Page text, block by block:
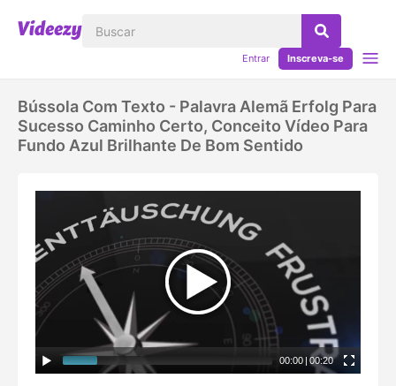
Entrar Inscreva-se
Bússola Com Texto - Palavra Alemã Erfolg Para
Sucesso Caminho Certo, Conceito Vídeo Para
Fundo Azul Brilhante De Bom Sentido
00:00 | 00:20